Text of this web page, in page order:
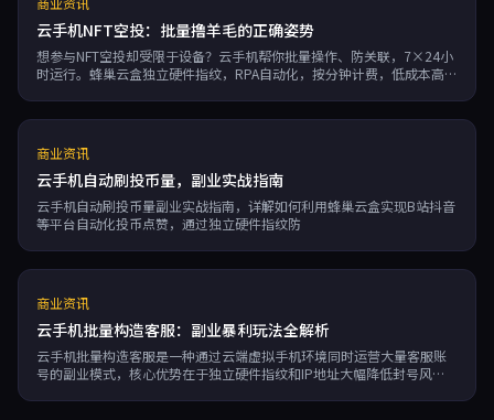
云手机NFT空投：批量撸羊毛的正确姿势
想参与NFT空投却受限于设备？云手机帮你批量操作、防关联，7×24小
时运行。蜂巢云盒独立硬件指纹，RPA自动化，按分钟计费，低成本高效
商业资讯
云手机自动刷投币量，副业实战指南
云手机自动刷投币量副业实战指南，详解如何利用蜂巢云盒实现B站抖音
等平台自动化投币点赞，通过独立硬件指纹防
商业资讯
云手机批量构造客服：副业暴利玩法全解析
云手机批量构造客服是一种通过云端虚拟手机环境同时运营大量客服账
号的副业模式，核心优势在于独立硬件指纹和IP地址大幅降低封号风